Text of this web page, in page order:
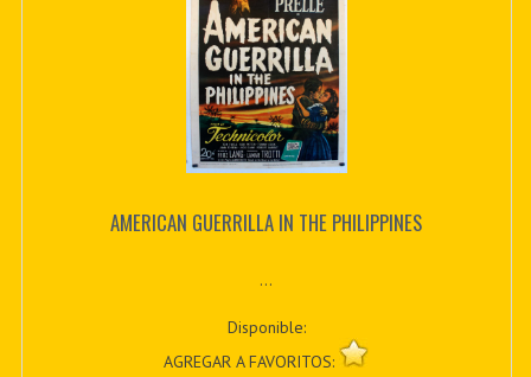
AMERICAN GUERRILLA IN THE PHILIPPINES
...
Disponible:
AGREGAR A FAVORITOS: